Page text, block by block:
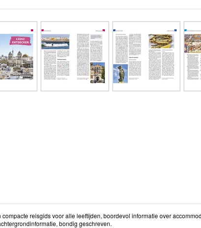
reisgids voor alle leeftijden, boordevol informatie over
bondig geschreven.